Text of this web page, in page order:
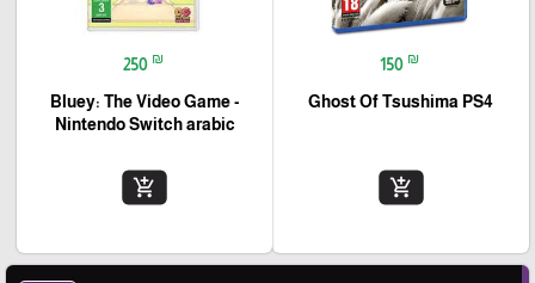
150 ₪
Ghost Of Tsushima PS4
add_shopping_cart
250 ₪
Bluey: The Video Game -
Nintendo Switch arabic
add_shopping_cart